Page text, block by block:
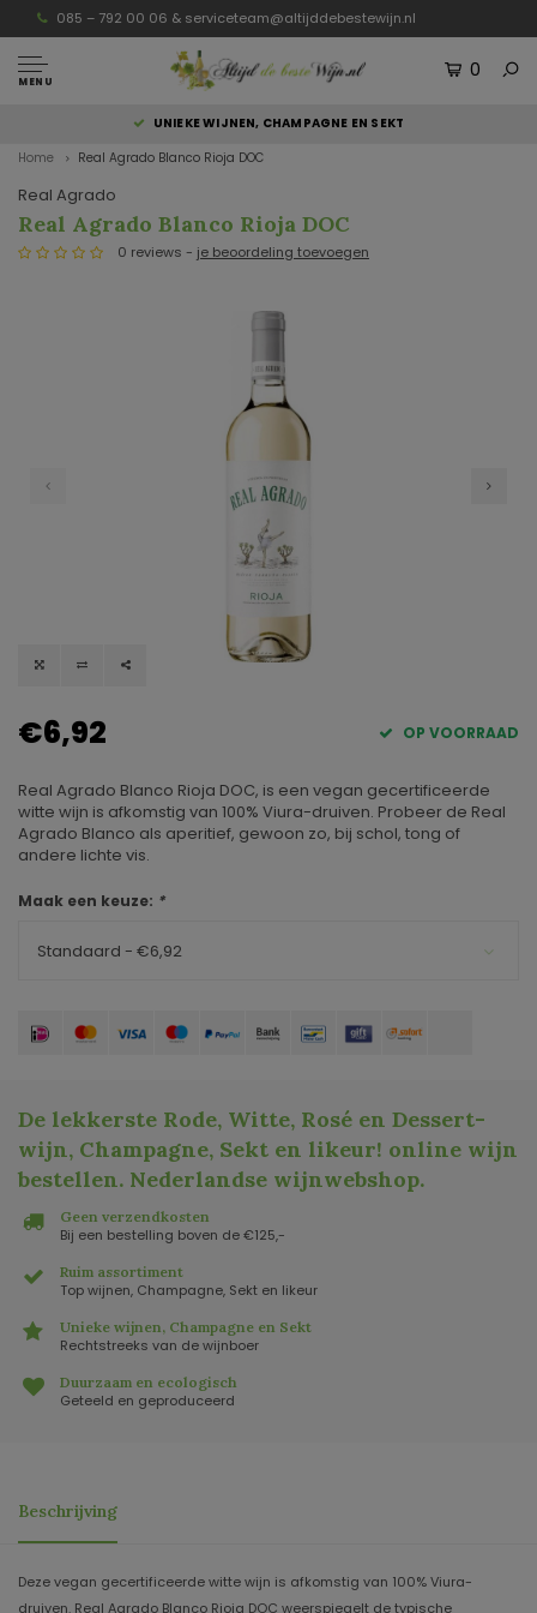
085 – 792 00 06 & serviceteam@altijddebestewijn.nl
MENU
0
UNIEKE WIJNEN, CHAMPAGNE EN SEKT
Home Real Agrado Blanco Rioja DOC
Real Agrado
Real Agrado Blanco Rioja DOC
0 reviews - je beoordeling toevoegen
€6,92 OP VOORRAAD
Real Agrado Blanco Rioja DOC, is een vegan gecertificeerde
witte wijn is afkomstig van 100% Viura-druiven. Probeer de Real
Agrado Blanco als aperitief, gewoon zo, bij schol, tong of
andere lichte vis.
Maak een keuze: *
Standaard - €6,92
De lekkerste Rode, Witte, Rosé en Dessert-
wijn, Champagne, Sekt en likeur! online wijn
bestellen. Nederlandse wijnwebshop.
Geen verzendkosten
Bij een bestelling boven de €125,-
Ruim assortiment
Top wijnen, Champagne, Sekt en likeur
Unieke wijnen, Champagne en Sekt
Rechtstreeks van de wijnboer
Duurzaam en ecologisch
Geteeld en geproduceerd
Beschrijving
Deze vegan gecertificeerde witte wijn is afkomstig van 100% Viura-
druiven. Real Agrado Blanco Rioja DOC weerspiegelt de typische